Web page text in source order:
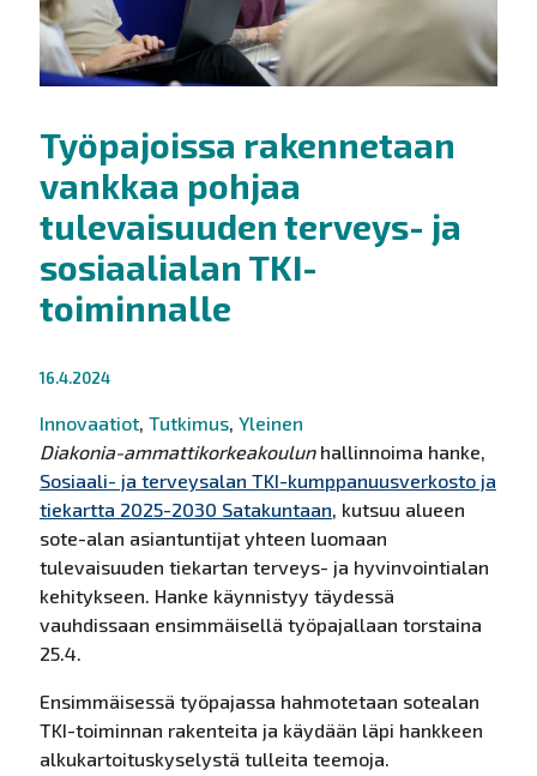
Työpajoissa rakennetaan
vankkaa pohjaa
tulevaisuuden terveys- ja
sosiaalialan TKI-
toiminnalle
16.4.2024
Innovaatiot, Tutkimus, Yleinen
Diakonia-ammattikorkeakoulunhallinnoima hanke,
Sosiaali- ja terveysalan TKI-kumppanuusverkosto ja
tiekartta 2025-2030 Satakuntaan, kutsuu alueen
sote-alan asiantuntijat yhteen luomaan
tulevaisuuden tiekartan terveys- ja hyvinvointialan
kehitykseen. Hanke käynnistyy täydessä
vauhdissaan ensimmäisellä työpajallaan torstaina
25.4.
Ensimmäisessä työpajassa hahmotetaan sotealan
TKI-toiminnan rakenteita ja käydään läpi hankkeen
alkukartoituskyselystä tulleita teemoja.